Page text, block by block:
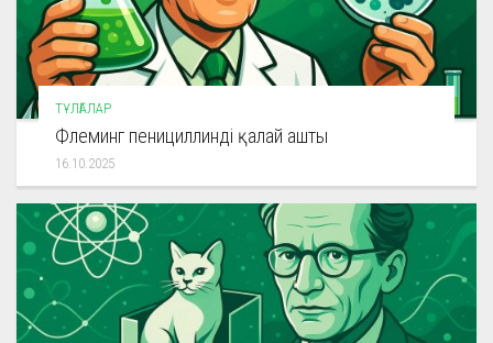
ТҰЛҒАЛАР
Флеминг пенициллинді қалай ашты
16.10.2025